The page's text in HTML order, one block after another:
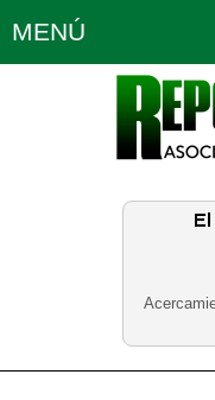
MENÚ
Política